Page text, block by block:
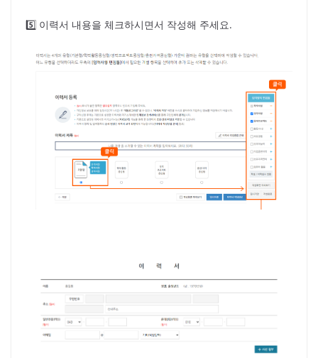
5️⃣ 이력서 내용을 체크하시면서 작성해 주세요.